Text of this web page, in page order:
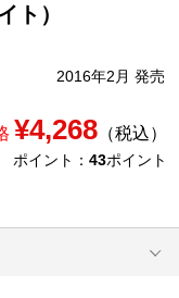
ト）
2016年2月 発売
¥4,268（税込）
ポイント： 43ポイント